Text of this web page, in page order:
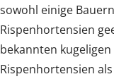
sowohl einige
Rispenhortensien
bekannten
Rispenhortensien